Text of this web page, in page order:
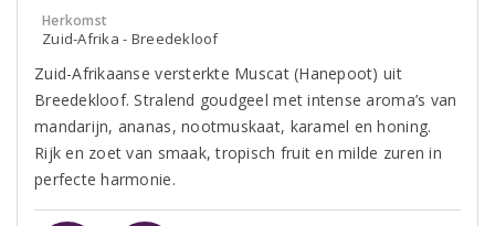
Herkomst
Zuid-Afrika - Breedekloof
Zuid-Afrikaanse versterkte Muscat (Hanepoot) uit
Breedekloof. Stralend goudgeel met intense aroma’s van
mandarijn, ananas, nootmuskaat, karamel en honing.
Rijk en zoet van smaak, tropisch fruit en milde zuren in
perfecte harmonie.